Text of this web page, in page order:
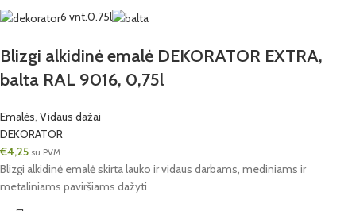
6 vnt.0.75l
Blizgi alkidinė emalė DEKORATOR EXTRA,
balta RAL 9016, 0,75l
Emalės, Vidaus dažai
DEKORATOR
€4,25 su PVM
Blizgi alkidinė emalė skirta lauko ir vidaus darbams, mediniams ir
metaliniams paviršiams dažyti